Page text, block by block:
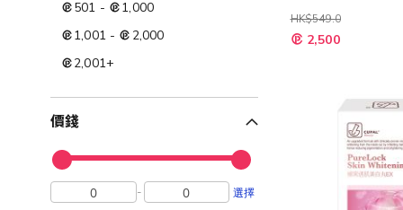
HK$549.0
特
殊 2,500
501 -
1,000
1,001 -
2,000
2,001+
價錢
- 選擇